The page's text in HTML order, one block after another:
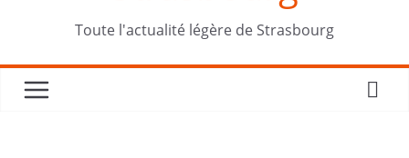
Toute l'actualité légère de Strasbourg